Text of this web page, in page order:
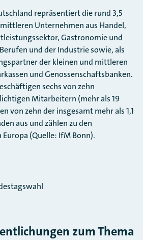
repräsentiert die rund 3,5
Unternehmen aus Handel,
Gastronomie und
und der Industrie sowie, als
der kleinen und mittleren
und Genossenschaftsbanken.
sechs von zehn
Mitarbeitern (mehr als 19
von zehn der insgesamt mehr als 1,1
aus und zählen zu den
(Quelle: IfM Bonn).
zum Thema